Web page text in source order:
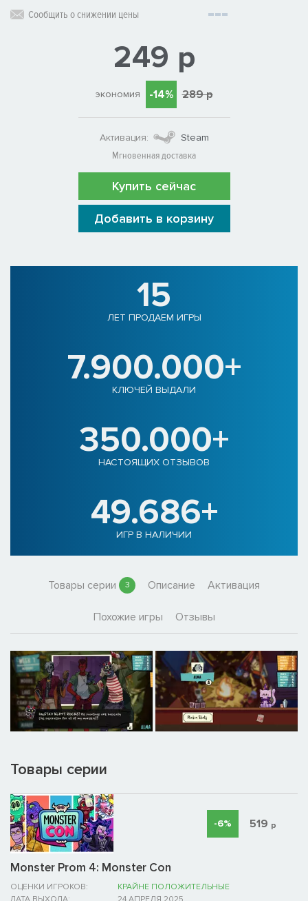
Сообщить о снижении цены
249 р
экономия -14% 289 р
Активация:
Steam
Мгновенная доставка
Купить сейчас
Добавить в корзину
15
ЛЕТ ПРОДАЕМ ИГРЫ
7.900.000+
КЛЮЧЕЙ ВЫДАЛИ
350.000+
НАСТОЯЩИХ ОТЗЫВОВ
49.686+
ИГР В НАЛИЧИИ
Товары серии 3 Описание Активация
Похожие игры Отзывы
Товары серии
Monster Prom 4: Monster Con
ОЦЕНКИ ИГРОКОВ:
КРАЙНЕ ПОЛОЖИТЕЛЬНЫЕ
-6% 519 р